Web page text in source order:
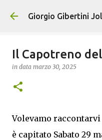
Passa ai
Giorgio Gibertini
Il Capotreno
in data marzo 30, 2025
Volevamo
è capitato Sabato 29